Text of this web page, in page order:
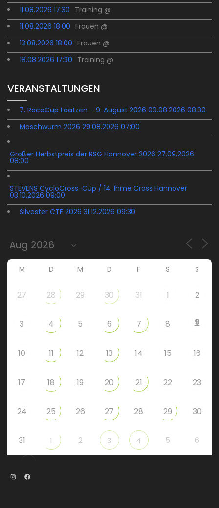
11.08.2026 17:30 Training @
11.08.2026 18:00 Frauen @
13.08.2026 18:00 Frauen @
18.08.2026 17:30 Training @
VERANSTALTUNGEN
7. RaceCup Laatzen – 9. August 2026 09.08.2026 08:30
Maschwurm 2026 29.08.2026 07:00
Großer Herbstpreis der RSG Hannover 2026 27.09.2026
08:00
STEVENS CycloCross-Cup / 14. Ihme Cross Hannover
03.10.2026 09:00
Silvester CTF 2026 31.12.2026 09:30
M D M D F S S
27 28 29 30 31 1 2
3 4 5 6 7 8 9
10 11 12 13 14 15 16
17 18 19 20 21 22 23
24 25 26 27 28 29 30
31 1 2 3 4 5 6